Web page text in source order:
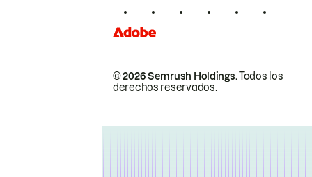
© 2026 Semrush Holdings.Todos los
derechos reservados.